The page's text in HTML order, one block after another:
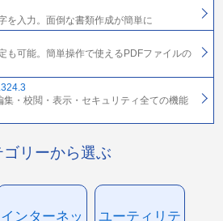
を入力。面倒な書類作成が簡単に
も可能。簡単操作で使えるPDFファイルの
・校閲・表示・セキュリティ全ての機能
ゴリーから選ぶ
インターネッ
ユーティリテ